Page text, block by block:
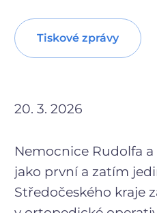
Tiskové zprávy
20. 3. 2026
Nemocnice Rudolfa
jako první a zatím
Středočeského kraje